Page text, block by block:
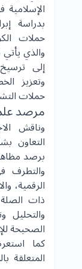
بدراسة
حملات
والذي
إلى
وتعزيز
حملات
مرصد
وناقش
التعاون
برصد
والتطرف
الرقمية،
ذات
والتحليل
الصحيحة
كما
المتعلقة